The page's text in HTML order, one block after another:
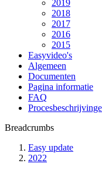
2019
2018
2017
2016
2015
Easyvideo's
Algemeen
Documenten
Pagina informatie
FAQ
Breadcrumbs
Easy update
2022